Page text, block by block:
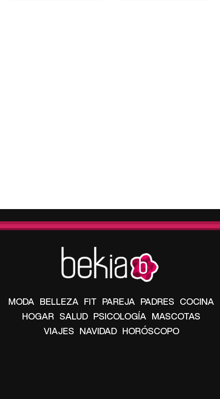
MODA BELLEZA FIT PAREJA PADRES COCINA
HOGAR SALUD PSICOLOGÍA MASCOTAS
VIAJES NAVIDAD HORÓSCOPO